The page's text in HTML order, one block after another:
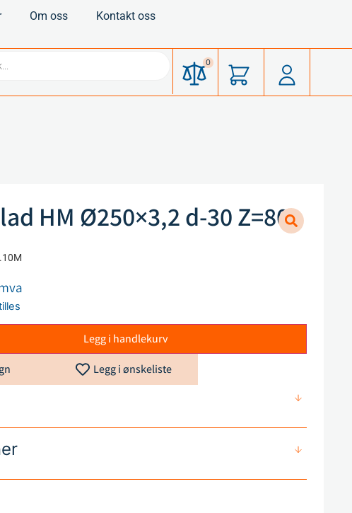
Om oss Kontakt oss
0
HM Ø250×3,2 d-30 Z=80
Legg i handlekurv
Legg i ønskeliste